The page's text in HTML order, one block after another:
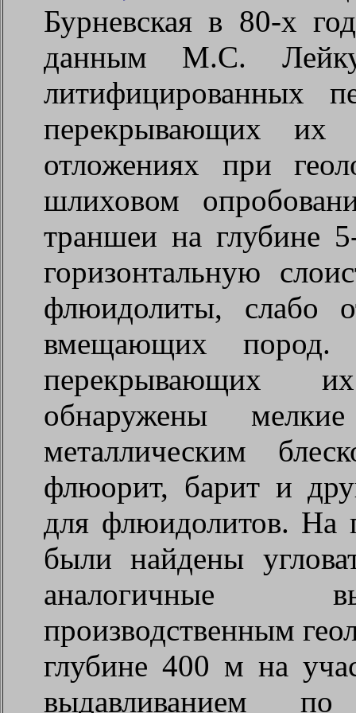
Бурневская в 80-х
данным М.С.
перекрывающих их
отложениях при
шлиховом
траншеи на глубине
горизонтальную
флюидолиты, слабо
вмещающих
перекрывающих
обнаружены
металлическим
флюорит, барит и
для флюидолитов. На
были найдены
аналогичные
производственным
глубине 400 м на
выдавливанием